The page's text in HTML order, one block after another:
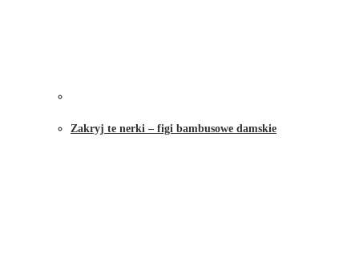
Zakryj te nerki – figi bambusowe damskie